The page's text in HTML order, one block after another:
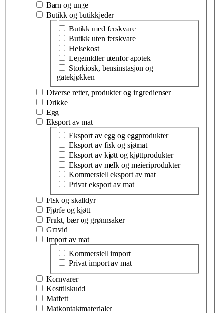
Barn og unge
Butikk og butikkjeder
Velg tema innen butikk og butikkjeder
Butikk med ferskvare
Butikk uten ferskvare
Helsekost
Legemidler utenfor apotek
Storkiosk, bensinstasjon og
gatekjøkken
Diverse retter, produkter og ingredienser
Drikke
Egg
Eksport av mat
Velg tema innen eksport av mat
Eksport av egg og eggprodukter
Eksport av fisk og sjømat
Eksport av kjøtt og kjøttprodukter
Eksport av melk og meieriprodukter
Kommersiell eksport av mat
Privat eksport av mat
Fisk og skalldyr
Fjørfe og kjøtt
Frukt, bær og grønnsaker
Gravid
Import av mat
Velg tema innen import av mat
Kommersiell import
Privat import av mat
Kornvarer
Kosttilskudd
Matfett
Matkontaktmaterialer